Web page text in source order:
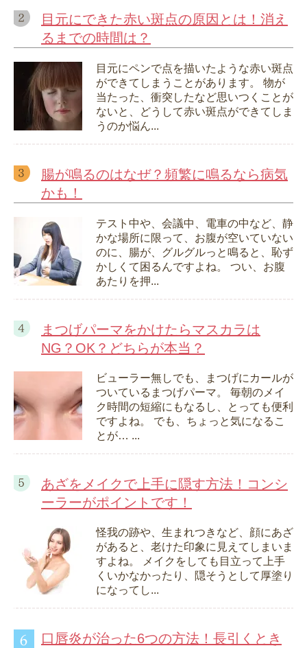
目元にできた赤い斑点の原因とは！消え
るまでの時間は？
目元にペンで点を描いたような赤い斑点
ができてしまうことがあります。 物が
当たった、衝突したなど思いつくことが
ないと、どうして赤い斑点ができてしま
うのか悩ん...
腸が鳴るのはなぜ？頻繁に鳴るなら病気
かも！
テスト中や、会議中、電車の中など、静
かな場所に限って、お腹が空いていない
のに、腸が、グルグルっと鳴ると、恥ず
かしくて困るんですよね。 つい、お腹
あたりを押...
まつげパーマをかけたらマスカラは
NG？OK？どちらが本当？
ビューラー無しでも、まつげにカールが
ついているまつげパーマ。 毎朝のメイ
ク時間の短縮にもなるし、とっても便利
ですよね。 でも、ちょっと気になるこ
とが… ...
あざをメイクで上手に隠す方法！コンシ
ーラーがポイントです！
怪我の跡や、生まれつきなど、顔にあざ
があると、老けた印象に見えてしまいま
すよね。 メイクをしても目立って上手
くいかなかったり、隠そうとして厚塗り
になってし...
口唇炎が治った6つの方法！長引くとき